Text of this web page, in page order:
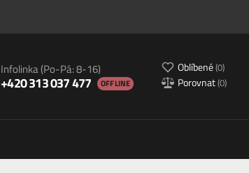
Infolinka(Po-Pá: 8-16)
+420 313 037 477 OFFLINE
Oblíbené(0)
Porovnat(0)